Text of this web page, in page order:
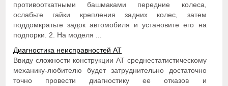
противооткатными башмаками передние колеса,
ослабьте гайки крепления задних колес, затем
поддомкратьте задок автомобиля и установите его на
подпорки. 2. На моделя ...
Диагностика неисправностей АТ
Ввиду сложности конструкции АТ среднестатистическому
механику-любителю будет затруднительно достаточно
точно провести диагностику ее отказов и